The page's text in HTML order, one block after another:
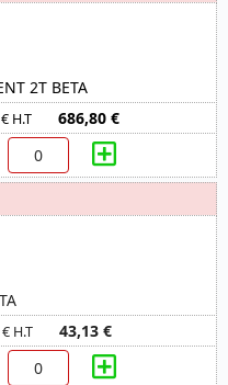
2T BETA
H.T 686,80 €
H.T 43,13 €